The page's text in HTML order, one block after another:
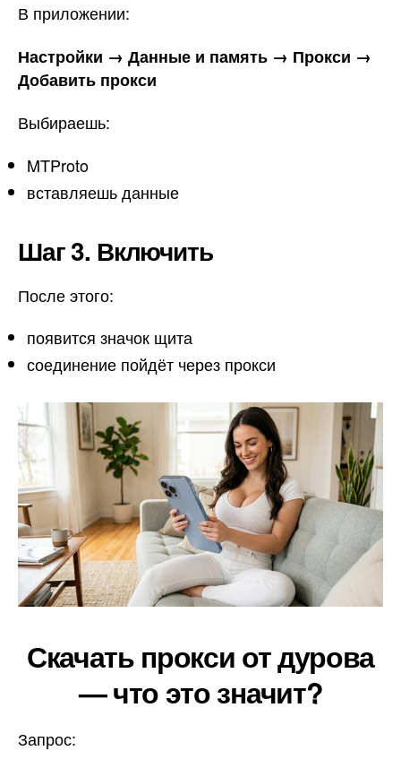
В приложении:
Настройки → Данные и память → Прокси →
Добавить прокси
Выбираешь:
MTProto
вставляешь данные
Шаг 3. Включить
После этого:
появится значок щита
соединение пойдёт через прокси
Скачать прокси от дурова
— что это значит?
Запрос: